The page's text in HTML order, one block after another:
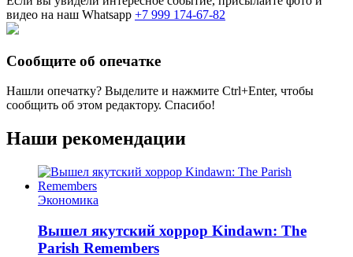
видео на наш Whatsapp +7 999 174-67-82
Сообщите об опечатке
Нашли опечатку? Выделите и нажмите Ctrl+Enter, чтобы
сообщить об этом редактору. Спасибо!
Наши рекомендации
Экономика
Вышел якутский хоррор Kindawn: The
Parish Remembers